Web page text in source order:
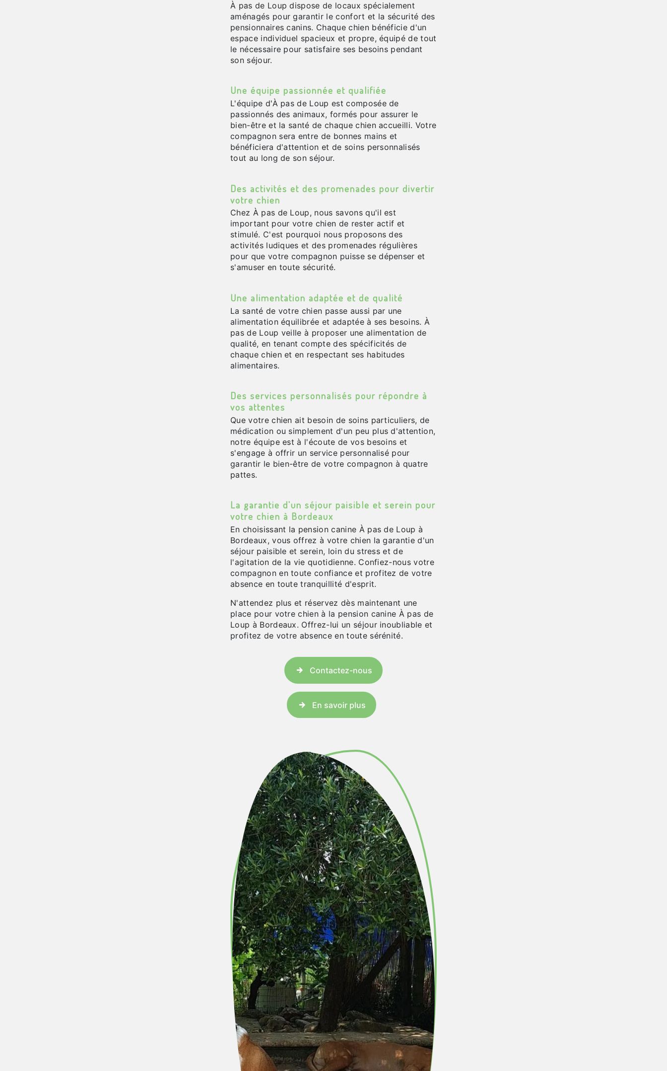
À pas de Loup dispose de locaux spécialement
aménagés pour garantir le confort et la sécurité des
pensionnaires canins. Chaque chien bénéficie d'un
espace individuel spacieux et propre, équipé de tout
le nécessaire pour satisfaire ses besoins pendant
son séjour.
Une équipe passionnée et qualifiée
L'équipe d'À pas de Loup est composée de
passionnés des animaux, formés pour assurer le
bien-être et la santé de chaque chien accueilli. Votre
compagnon sera entre de bonnes mains et
bénéficiera d'attention et de soins personnalisés
tout au long de son séjour.
Des activités et des promenades pour divertir
votre chien
Chez À pas de Loup, nous savons qu'il est
important pour votre chien de rester actif et
stimulé. C'est pourquoi nous proposons des
activités ludiques et des promenades régulières
pour que votre compagnon puisse se dépenser et
s'amuser en toute sécurité.
Une alimentation adaptée et de qualité
La santé de votre chien passe aussi par une
alimentation équilibrée et adaptée à ses besoins. À
pas de Loup veille à proposer une alimentation de
qualité, en tenant compte des spécificités de
chaque chien et en respectant ses habitudes
alimentaires.
Des services personnalisés pour répondre à
vos attentes
Que votre chien ait besoin de soins particuliers, de
médication ou simplement d'un peu plus d'attention,
notre équipe est à l'écoute de vos besoins et
s'engage à offrir un service personnalisé pour
garantir le bien-être de votre compagnon à quatre
pattes.
La garantie d'un séjour paisible et serein pour
votre chien à Bordeaux
En choisissant la pension canine À pas de Loup à
Bordeaux, vous offrez à votre chien la garantie d'un
séjour paisible et serein, loin du stress et de
l'agitation de la vie quotidienne. Confiez-nous votre
compagnon en toute confiance et profitez de votre
absence en toute tranquillité d'esprit.
N'attendez plus et réservez dès maintenant une
place pour votre chien à la pension canine À pas de
Loup à Bordeaux. Offrez-lui un séjour inoubliable et
profitez de votre absence en toute sérénité.
En savoir plus
Contactez-nous